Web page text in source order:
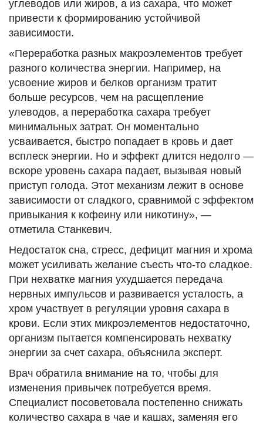
углеводов или жиров, а из сахара, что может
привести к формированию устойчивой
зависимости.
«Переработка разных макроэлементов требует
разного количества энергии. Например, на
усвоение жиров и белков организм тратит
больше ресурсов, чем на расщепление
улеводов, а переработка сахара требует
минимальных затрат. Он моментально
усваивается, быстро попадает в кровь и дает
всплеск энергии. Но и эффект длится недолго —
вскоре уровень сахара падает, вызывая новый
приступ голода. Этот механизм лежит в основе
зависимости от сладкого, сравнимой с эффектом
привыкания к кофеину или никотину», —
отметила Станкевич.
Недостаток сна, стресс, дефицит магния и хрома
может усиливать желание съесть что-то сладкое.
При нехватке магния ухудшается передача
нервных импульсов и развивается усталость, а
хром участвует в регуляции уровня сахара в
крови. Если этих микроэлементов недостаточно,
организм пытается компенсировать нехватку
энергии за счет сахара, объяснила эксперт.
Врач обратила внимание на то, чтобы для
изменения привычек потребуется время.
Специалист посоветовала постепенно снижать
количество сахара в чае и кашах, заменяя его